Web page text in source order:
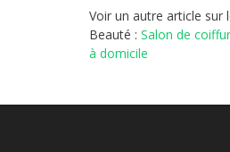
Voir un autre article sur
Beauté : Salon de
à domicile